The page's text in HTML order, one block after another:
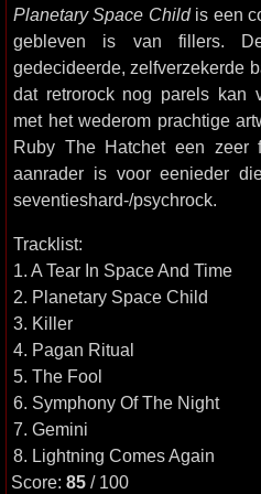
Planetary Space Childis een
gebleven is van fillers.
gedecideerde, zelfverzekerde
dat retrorock nog parels kan
met het wederom prachtige
Ruby The Hatchet een zeer
aanrader is voor eenieder
seventieshard-/psychrock.
Tracklist:
1. A Tear In Space And Time
2. Planetary Space Child
3. Killer
4. Pagan Ritual
5. The Fool
6. Symphony Of The Night
7. Gemini
8. Lightning Comes Again
Score: 85 / 100